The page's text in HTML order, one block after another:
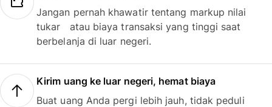
Jangan pernah khawatir tentang markup nilai
tukar atau biaya transaksi yang tinggi saat
berbelanja di luar negeri.
Kirim uang ke luar negeri, hemat biaya
Buat uang Anda pergi lebih jauh, tidak peduli